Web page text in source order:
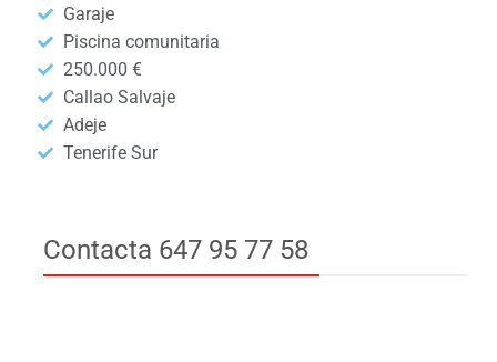
Garaje
Piscina comunitaria
250.000 €
Callao Salvaje
Adeje
Tenerife Sur
Contacta 647 95 77 58